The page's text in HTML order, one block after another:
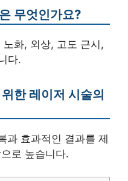
무엇인가요?
화, 외상, 고도 근시,
다.
한 레이저 시술의
과 효과적인 결과를 제
로 높습니다.